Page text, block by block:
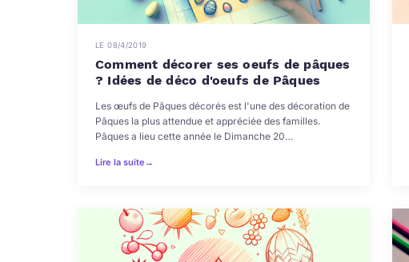
LE 08/4/2019
Comment décorer ses oeufs de pâques
? Idées de déco d'oeufs de Pâques
Les œufs de Pâques décorés est l'une des décoration de
Pâques la plus attendue et appréciée des familles.
Pâques a lieu cette année le Dimanche 20…
Lire la suite →